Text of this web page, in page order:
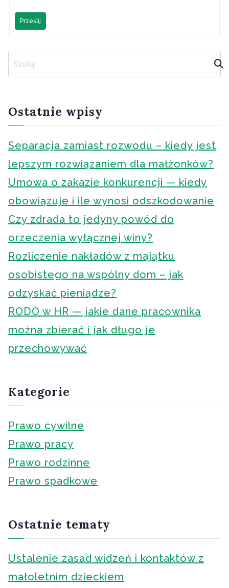
Prześlij
a
Ostatnie wpisy
Separacja zamiast rozwodu – kiedy jest
lepszym rozwiązaniem dla małżonków?
Umowa o zakazie konkurencji — kiedy
obowiązuje i ile wynosi odszkodowanie
Czy zdrada to jedyny powód do
orzeczenia wyłącznej winy?
Rozliczenie nakładów z majątku
osobistego na wspólny dom – jak
odzyskać pieniądze?
RODO w HR — jakie dane pracownika
można zbierać i jak długo je
przechowywać
Kategorie
Prawo cywilne
Prawo pracy
Prawo rodzinne
Prawo spadkowe
Ostatnie tematy
Ustalenie zasad widzeń i kontaktów z
małoletnim dzieckiem